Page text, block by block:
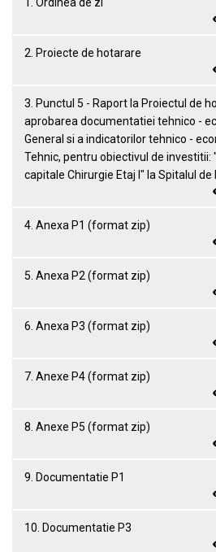
2. Proiecte de hotarare
3. Punctul 5 - Raport la Proiectul de
aprobarea documentatiei tehnico -
General si a indicatorilor tehnico -
Tehnic, pentru obiectivul de investitii:
capitale Chirurgie Etaj I" la Spitalul
4. Anexa P1 (format zip)
5. Anexa P2 (format zip)
6. Anexa P3 (format zip)
7. Anexe P4 (format zip)
8. Anexe P5 (format zip)
9. Documentatie P1
10. Documentatie P3